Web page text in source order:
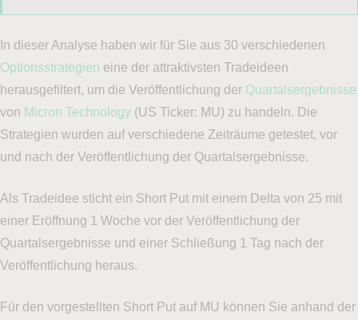
In dieser Analyse haben wir für Sie aus 30 verschiedenen
Optionsstrategien eine der attraktivsten Tradeideen
herausgefiltert, um die Veröffentlichung der Quartalsergebnisse
von Micron Technology (US Ticker: MU) zu handeln. Die
Strategien wurden auf verschiedene Zeiträume getestet, vor
und nach der Veröffentlichung der Quartalsergebnisse.
Als Tradeidee sticht ein Short Put mit einem Delta von 25 mit
einer Eröffnung 1 Woche vor der Veröffentlichung der
Quartalsergebnisse und einer Schließung 1 Tag nach der
Veröffentlichung heraus.
Für den vorgestellten Short Put auf MU können Sie anhand der